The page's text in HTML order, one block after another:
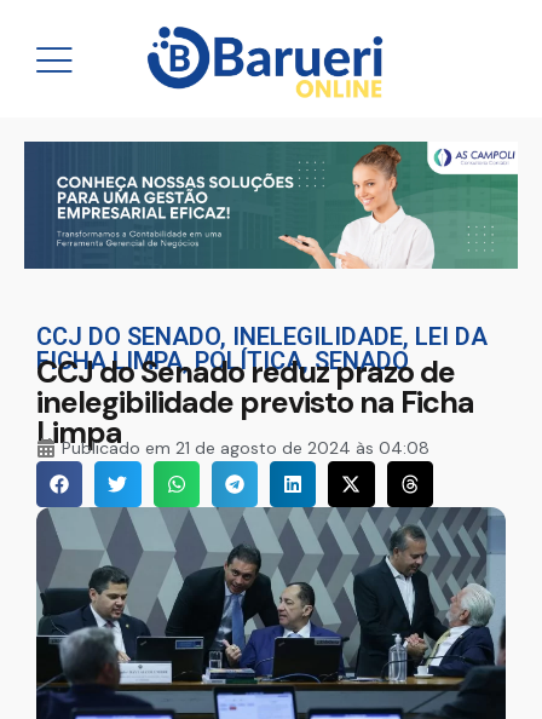
CCJ DO SENADO, INELEGILIDADE, LEI DA
FICHA LIMPA,POLÍTICA,SENADO
CCJ do Senado reduz prazo de
inelegibilidade previsto na Ficha
Limpa
Publicado em 21 de agosto de 2024 às 04:08